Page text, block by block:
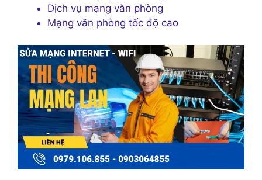
Dịch vụ mạng văn phòng
Mạng văn phòng tốc độ cao